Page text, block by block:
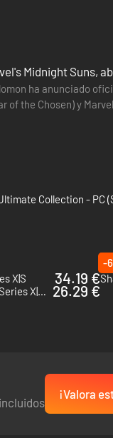
pagar de nuevo por
Midnight Suns,
ha anunciado
of the Chosen) y
Collection - PC
X|S
34.19 €
-
Gears Tactics - PC, Xbox One & Xbox Series X|S (Microsoft Store)
26.29 €
¡Valora